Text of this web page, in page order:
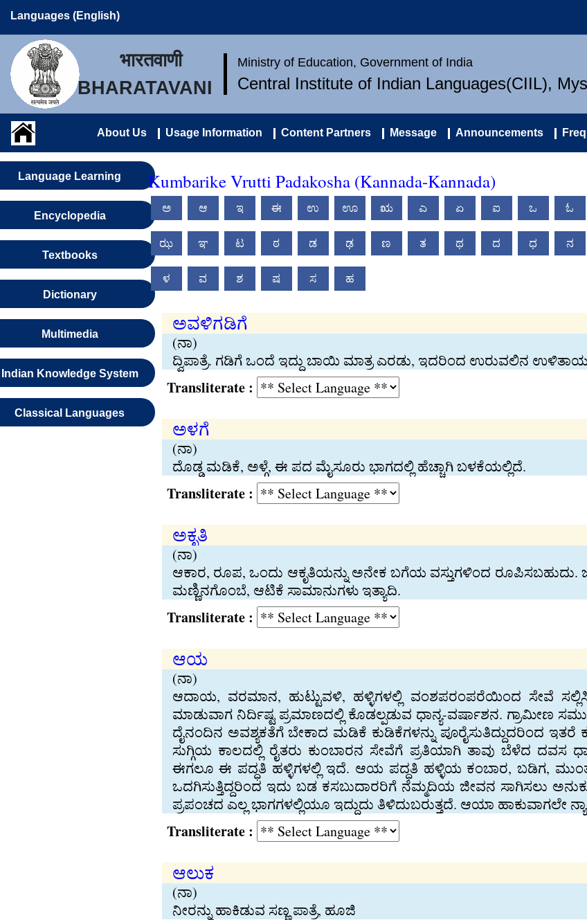
Languages (English)
भारतवाणी
BHARATAVANI
Ministry of Education, Government of India
Central Institute of Indian Languages(CIIL),
About Us Usage Information Content Partners Message Announcements
Language Learning
Encyclopedia
Textbooks
Dictionary
Multimedia
Indian Knowledge System
Classical Languages
Kumbarike Vrutti Padakosha (Kannada-Kannada)
ಅ ಆ ಇ ಈ ಉ ಊ ಋ ಎ ಏ ಐ ಒ ಓ
ಝ ಞ ಟ ಠ ಡ ಢ ಣ ತ ಥ ದ ಧ ನ
ಳ ವ ಶ ಷ ಸ ಹ
ಅವಳಿಗಡಿಗೆ
(ನಾ)
ದ್ವಿಪಾತ್ರೆ. ಗಡಿಗೆ ಒಂದೆ ಇದ್ದು ಬಾಯಿ ಮಾತ್ರ ಎರಡು, ಇದರಿಂದ ಉರುವಲಿನ
Transliterate :
ಅಳಗೆ
(ನಾ)
ದೊಡ್ಡ ಮಡಿಕೆ, ಅಳ್ಗೆ, ಈ ಪದ ಮೈಸೂರು ಭಾಗದಲ್ಲಿ ಹೆಚ್ಚಾಗಿ ಬಳಕೆಯಲ್ಲಿದೆ.
Transliterate :
ಅಕೃತಿ
(ನಾ)
ಆಕಾರ, ರೂಪ, ಒಂದು ಆಕೃತಿಯನ್ನು ಅನೇಕ ಬಗೆಯ ವಸ್ತುಗಳಿಂದ
ಮಣ್ಣಿನಗೊಂಬೆ, ಆಟಿಕೆ ಸಾಮಾನುಗಳು ಇತ್ಯಾದಿ.
Transliterate :
ಆಯ
(ನಾ)
ಆದಾಯ, ವರಮಾನ, ಹುಟ್ಟುವಳಿ, ಹಳ್ಳಿಗಳಲ್ಲಿ ವಂಶಪರಂಪರೆಯಿಂದ ಸೇವೆ
ಮಾಡುವಾಗ ನಿರ್ದಿಷ್ಟ ಪ್ರಮಾಣದಲ್ಲಿ ಕೊಡಲ್ಪಡುವ ಧಾನ್ಯ-ವರ್ಷಾಶನ. ಗ್ರಾಮೀಣ
ದೈನಂದಿನ ಅವಶ್ಯಕತೆಗೆ ಬೇಕಾದ ಮಡಿಕೆ ಕುಡಿಕೆಗಳನ್ನು ಪೂರೈಸುತಿದ್ದುದರಿಂದ
ಸುಗ್ಗಿಯ ಕಾಲದಲ್ಲಿ ರೈತರು ಕುಂಬಾರನ ಸೇವೆಗೆ ಪ್ರತಿಯಾಗಿ ತಾವು ಬೆಳೆದ ದವಸ
ಈಗಲೂ ಈ ಪದ್ಧತಿ ಹಳ್ಳಿಗಳಲ್ಲಿ ಇದೆ. ಆಯ ಪದ್ಧತಿ ಹಳ್ಳಿಯ ಕಂಬಾರ, ಬಡಿಗ,
ಒದಗಿಸುತ್ತಿದ್ದರಿಂದ ಇದು ಬಡ ಕಸಬುದಾರರಿಗೆ ನೆಮ್ಮದಿಯ ಜೀವನ ಸಾಗಿಸಲು
ಪ್ರಪಂಚದ ಎಲ್ಲ ಭಾಗಗಳಲ್ಲಿಯೂ ಇದ್ದುದು ತಿಳಿದುಬರುತ್ತದೆ. ಆಯಾ ಹಾಕುವಾಗಲೇ
Transliterate :
ಆಲುಕ
(ನಾ)
ನೀರನ್ನು ಹಾಕಿಡುವ ಸಣ್ಣ ಪಾತ್ರೆ, ಹೂಜಿ